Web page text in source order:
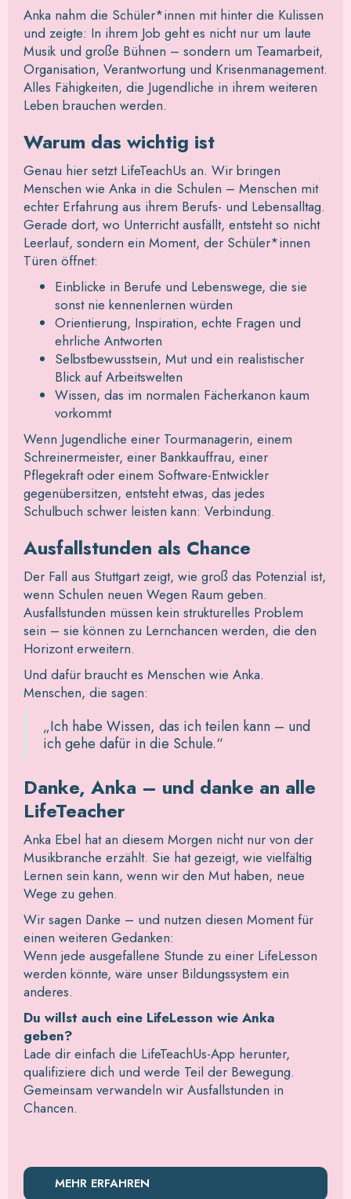
Anka nahm die Schüler*innen mit hinter die Kulissen
und zeigte: In ihrem Job geht es nicht nur um laute
Musik und große Bühnen – sondern um Teamarbeit,
Organisation, Verantwortung und Krisenmanagement.
Alles Fähigkeiten, die Jugendliche in ihrem weiteren
Leben brauchen werden.
Warum das wichtig ist
Genau hier setzt LifeTeachUs an. Wir bringen
Menschen wie Anka in die Schulen – Menschen mit
echter Erfahrung aus ihrem Berufs- und Lebensalltag.
Gerade dort, wo Unterricht ausfällt, entsteht so nicht
Leerlauf, sondern ein Moment, der Schüler*innen
Türen öffnet:
Einblicke in Berufe und Lebenswege, die sie
sonst nie kennenlernen würden
Orientierung, Inspiration, echte Fragen und
ehrliche Antworten
Selbstbewusstsein, Mut und ein realistischer
Blick auf Arbeitswelten
Wissen, das im normalen Fächerkanon kaum
vorkommt
Wenn Jugendliche einer Tourmanagerin, einem
Schreinermeister, einer Bankkauffrau, einer
Pflegekraft oder einem Software-Entwickler
gegenübersitzen, entsteht etwas, das jedes
Schulbuch schwer leisten kann: Verbindung.
Ausfallstunden als Chance
Der Fall aus Stuttgart zeigt, wie groß das Potenzial ist,
wenn Schulen neuen Wegen Raum geben.
Ausfallstunden müssen kein strukturelles Problem
sein – sie können zu Lernchancen werden, die den
Horizont erweitern.
Und dafür braucht es Menschen wie Anka.
Menschen, die sagen:
„Ich habe Wissen, das ich teilen kann – und
ich gehe dafür in die Schule.“
Danke, Anka – und danke an alle
LifeTeacher
Anka Ebel hat an diesem Morgen nicht nur von der
Musikbranche erzählt. Sie hat gezeigt, wie vielfältig
Lernen sein kann, wenn wir den Mut haben, neue
Wege zu gehen.
Wir sagen Danke – und nutzen diesen Moment für
einen weiteren Gedanken:
Wenn jede ausgefallene Stunde zu einer LifeLesson
werden könnte, wäre unser Bildungssystem ein
anderes.
Du willst auch eine LifeLesson wie Anka
geben?
Lade dir einfach die LifeTeachUs-App herunter,
qualifiziere dich und werde Teil der Bewegung.
Gemeinsam verwandeln wir Ausfallstunden in
Chancen.
MEHR ERFAHREN